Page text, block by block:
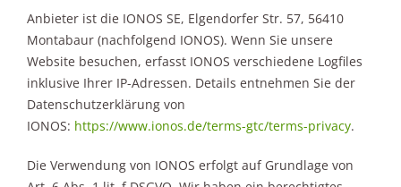
Anbieter ist die IONOS SE, Elgendorfer Str. 57, 56410
Montabaur (nachfolgend IONOS). Wenn Sie unsere
Website besuchen, erfasst IONOS verschiedene Logfiles
inklusive Ihrer IP-Adressen. Details entnehmen Sie der
Datenschutzerklärung von
IONOS: https://www.ionos.de/terms-gtc/terms-privacy.
Die Verwendung von IONOS erfolgt auf Grundlage von